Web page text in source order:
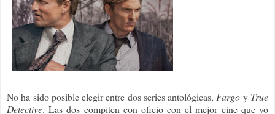
No ha sido posible elegir entre dos series antológicas,Fargo y True
Detective. Las dos compiten con oficio con el mejor cine que yo